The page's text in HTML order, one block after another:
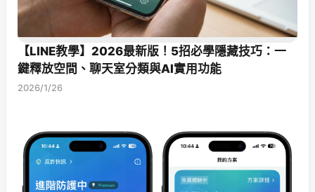
【LINE教學】2026最新版！5招必學隱藏技巧：一
鍵釋放空間、聊天室分類與AI實用功能
2026/1/26